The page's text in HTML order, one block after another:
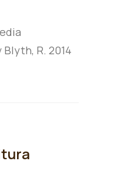
Blyth, R. 2014